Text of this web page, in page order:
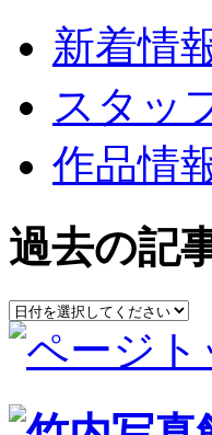
新着情
スタッ
作品情
過去の記